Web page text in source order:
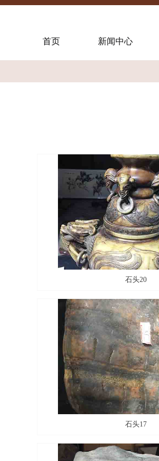
首页 新闻中心
石头20
石头17